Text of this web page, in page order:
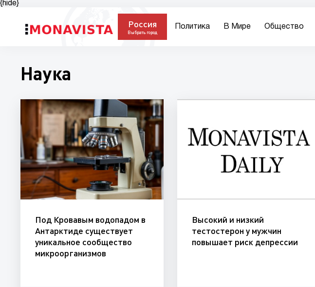
{hide}
Россия
Выбрать город
Политика В Мире Общество
Наука
Под Кровавым водопадом в
Антарктиде существует
уникальное сообщество
микроорганизмов
Высокий и низкий
тестостерон у мужчин
повышает риск депрессии